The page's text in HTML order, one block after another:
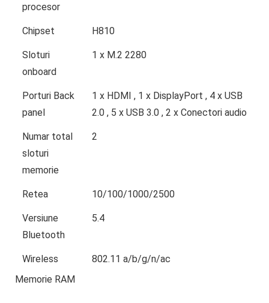
procesor
Chipset H810
Sloturi
onboard
1 x M.2 2280
Porturi Back
panel
1 x HDMI , 1 x DisplayPort , 4 x USB
2.0 , 5 x USB 3.0 , 2 x Conectori audio
Numar total
sloturi
memorie
2
Retea 10/100/1000/2500
Versiune
Bluetooth
5.4
Wireless
802.11 a/b/g/n/ac
Memorie RAM